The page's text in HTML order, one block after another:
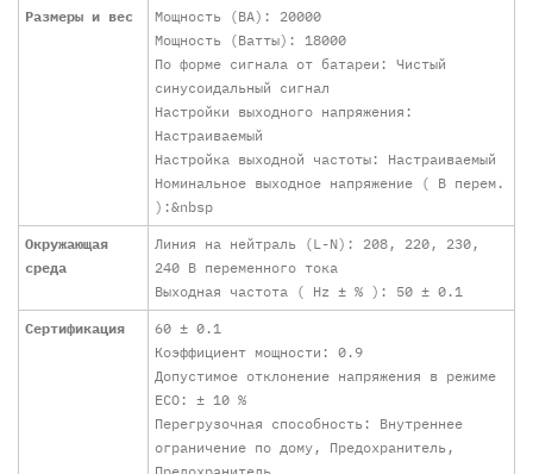
Размеры и вес
Мощность (ВА): 20000
Мощность (Ватты): 18000
По форме сигнала от батареи: Чистый
синусоидальный сигнал
Настройки выходного напряжения:
Настраиваемый
Настройка выходной частоты: Настраиваемый
Номинальное выходное напряжение ( В перем.
):&nbsp
Окружающая
среда
Линия на нейтраль (L-N): 208, 220, 230,
240 В переменного тока
Выходная частота ( Hz ± % ): 50 ± 0.1
Сертификация
60 ± 0.1
Коэффициент мощности: 0.9
Допустимое отклонение напряжения в режиме
ECO: ± 10 %
Перегрузочная способность: Внутреннее
ограничение по дому, Предохранитель,